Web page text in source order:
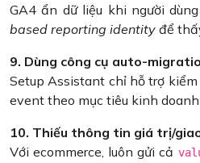
GA4 ẩn dữ liệu khi người
based reporting identity để
9. Dùng công cụ auto-
Setup Assistant chỉ hỗ trợ
event theo mục tiêu kinh doanh
10. Thiếu thông tin giá trị/
Với ecommerce, luôn gửi cả